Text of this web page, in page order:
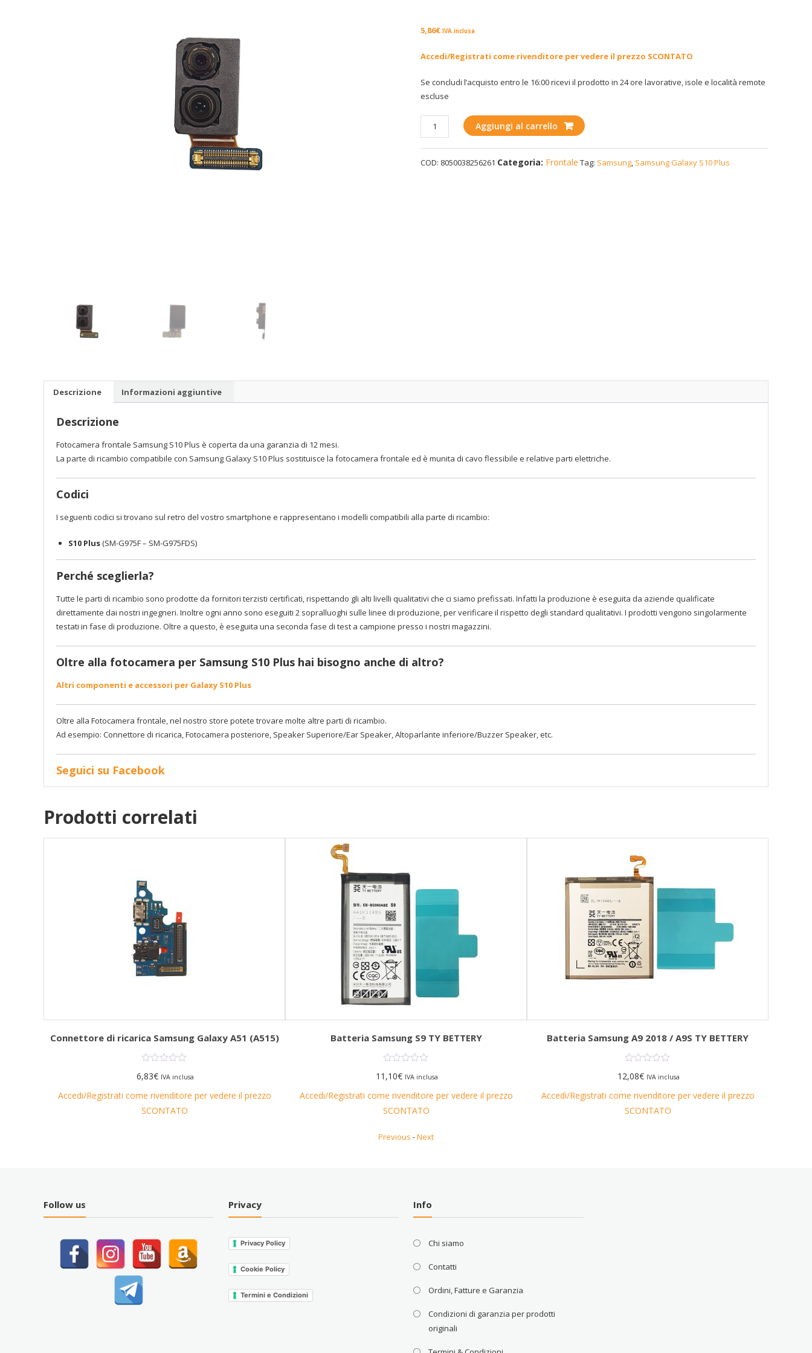
5,86€ IVA inclusa
Accedi/Registrati come rivenditore per vedere il prezzo SCONTATO
Se concludi l’acquisto entro le 16:00 ricevi il prodotto in 24 ore lavorative, isole e località remote
escluse
Fotocamera
frontale
Samsung
Galaxy
Aggiungi al carrello
COD: 8050038256261 Categoria: Frontale Tag: Samsung, Samsung Galaxy S10 Plus
Descrizione Informazioni aggiuntive
Descrizione
Fotocamera frontale Samsung S10 Plus è coperta da una garanzia di 12 mesi.
La parte di ricambio compatibile con Samsung Galaxy S10 Plus sostituisce la fotocamera frontale ed è munita di cavo flessibile e relative parti elettriche.
Codici
I seguenti codici si trovano sul retro del vostro smartphone e rappresentano i modelli compatibili alla parte di ricambio:
S10 Plus(SM-G975F – SM-G975FDS)
Perché sceglierla?
Tutte le parti di ricambio sono prodotte da fornitori terzisti certificati, rispettando gli alti livelli qualitativi che ci siamo prefissati. Infatti la produzione è eseguita da aziende qualificate
direttamente dai nostri ingegneri. Inoltre ogni anno sono eseguiti 2 sopralluoghi sulle linee di produzione, per verificare il rispetto degli standard qualitativi. I prodotti vengono singolarmente
testati in fase di produzione. Oltre a questo, è eseguita una seconda fase di test a campione presso i nostri magazzini.
Oltre alla fotocamera per Samsung S10 Plus hai bisogno anche di altro?
Altri componenti e accessori per Galaxy S10 Plus
Oltre alla Fotocamera frontale, nel nostro store potete trovare molte altre parti di ricambio.
Ad esempio: Connettore di ricarica, Fotocamera posteriore, Speaker Superiore/Ear Speaker, Altoparlante inferiore/Buzzer Speaker, etc.
Seguici su Facebook
Prodotti correlati
Connettore di ricarica Samsung Galaxy A51 (A515)
6,83€ IVA inclusa
Accedi/Registrati come rivenditore per vedere il prezzo
SCONTATO
Batteria Samsung S9 TY BETTERY
11,10€ IVA inclusa
Accedi/Registrati come rivenditore per vedere il prezzo
SCONTATO
Batteria Samsung A9 2018 / A9S TY BETTERY
12,08€ IVA inclusa
Accedi/Registrati come rivenditore per vedere il prezzo
SCONTATO
Previous -Next
Follow us Privacy
Privacy Policy
Cookie Policy
Termini e Condizioni
Info
Chi siamo
Contatti
Ordini, Fatture e Garanzia
Condizioni di garanzia per prodotti
originali